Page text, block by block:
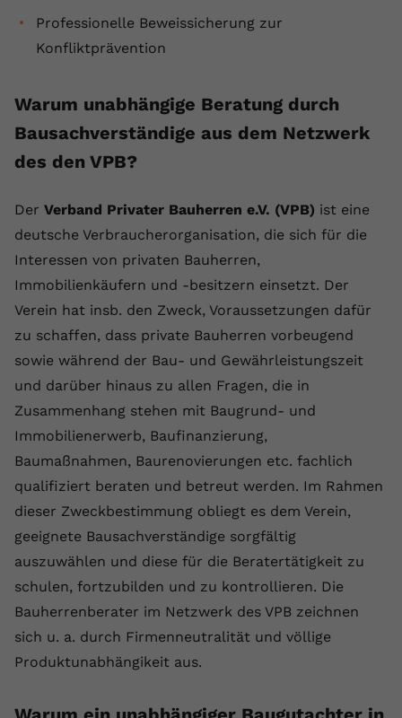
Professionelle Beweissicherung zur
Konfliktprävention
Warum unabhängige Beratung durch
Bausachverständige aus dem Netzwerk
des den VPB?
Der Verband Privater Bauherren e.V. (VPB) ist eine
deutsche Verbraucherorganisation, die sich für die
Interessen von privaten Bauherren,
Immobilienkäufern und -besitzern einsetzt. Der
Verein hat insb. den Zweck, Voraussetzungen dafür
zu schaffen, dass private Bauherren vorbeugend
sowie während der Bau- und Gewährleistungszeit
und darüber hinaus zu allen Fragen, die in
Zusammenhang stehen mit Baugrund- und
Immobilienerwerb, Baufinanzierung,
Baumaßnahmen, Baurenovierungen etc. fachlich
qualifiziert beraten und betreut werden. Im Rahmen
dieser Zweckbestimmung obliegt es dem Verein,
geeignete Bausachverständige sorgfältig
auszuwählen und diese für die Beratertätigkeit zu
schulen, fortzubilden und zu kontrollieren. Die
Bauherrenberater im Netzwerk des VPB zeichnen
sich u. a. durch Firmenneutralität und völlige
Produktunabhängikeit aus.
Laufzeit Session
Dieser von YouTube gesetzte Cookie
Daten darüber zu speichern, welche
Videos von YouTube der Nutzer
gesehen hat.
Anbieter Youtube.com
Session
Dieser von YouTube gesetzte Cookie
registriert eine eindeutige ID, um
Daten darüber zu speichern, welche
Videos von YouTube der Nutzer
gesehen hat.
Name yt-remote-connected-devices
Anbieter Youtube.com
Zweck
YouTube setzt diesen Cookie, um die
Videopräferenzen des Nutzers zu
Videos verwendet.